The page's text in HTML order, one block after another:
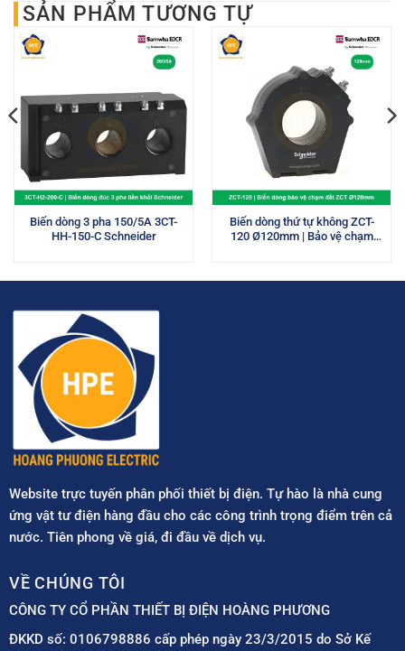
SẢN PHẨM TƯƠNG TỰ
Biến dòng 3 pha 150/5A 3CT-
HH-150-C Schneider
Biến dòng thứ tự không ZCT-
120 Ø120mm | Bảo vệ chạm
Website trực tuyến phân phối thiết bị điện. Tự hào là nhà cung
ứng vật tư điện hàng đầu cho các công trình trọng điểm trên cả
nước. Tiên phong về giá, đi đầu về dịch vụ.
VỀ CHÚNG TÔI
CÔNG TY CỔ PHẦN THIẾT BỊ ĐIỆN HOÀNG PHƯƠNG
ĐKKD số: 0106798886 cấp phép ngày 23/3/2015 do Sở Kế